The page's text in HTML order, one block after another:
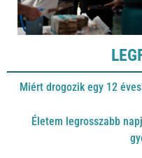
Miért drogozik egy 12
Életem legrosszabb